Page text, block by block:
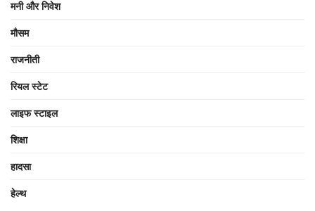
मनी और निवेश
मौसम
राजनीती
रियल स्टेट
लाइफ स्टाइल
शिक्षा
हादसा
हेल्थ